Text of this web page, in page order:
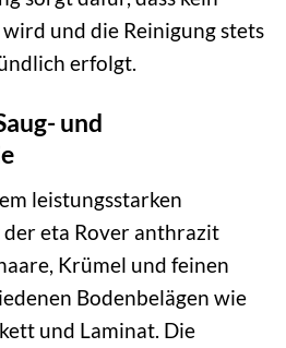
wird und die Reinigung stets
erfolgt.
und
leistungsstarken
eta Rover anthrazit
Krümel und feinen
Bodenbelägen wie
und Laminat. Die